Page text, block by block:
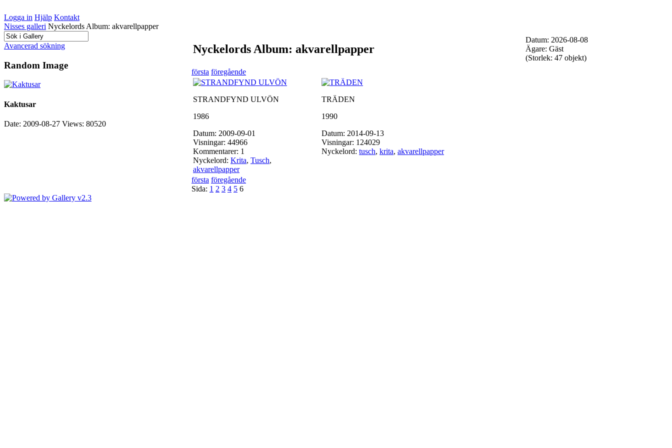
Logga in Hjälp Kontakt
Nisses galleri Nyckelords Album: akvarellpapper
Avancerad sökning
Random Image
Kaktusar
Date: 2009-08-27 Views: 80520
Nyckelords Album: akvarellpapper
Datum: 2026-08-08
Ägare: Gäst
(Storlek: 47 objekt)
första föregående
STRANDFYND ULVÖN
1986
Datum: 2009-09-01
Visningar: 44966
Kommentarer: 1
Nyckelord: Krita, Tusch,
akvarellpapper
TRÄDEN
1990
Datum: 2014-09-13
Visningar: 124029
Nyckelord: tusch, krita, akvarellpapper
första föregående
Sida: 1 2 3 4 5 6